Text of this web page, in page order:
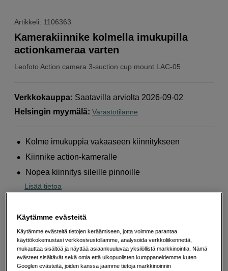
Artikkeli: 1106363
Leofoto Action camera 3-suction cup mount LAC-05
Kamerakiinnike kolmella imukupilla
actionkameraa varten
Verkkokauppa: Saatavilla arviolta 2026-09-02
Helsingin myymälä: Varastotilanne
Kolme imukuppia vakaaseen kiinnitykseen
Kiinnike action-kameralle
Nopea kiinnitys sileille pinnoille
Lisää tietoa
89 EUR
Lisää ostoskoriin
Käytämme evästeitä
Käytämme evästeitä tietojen keräämiseen, jotta voimme parantaa
käyttökokemustasi verkkosivustollamme, analysoida verkkoliikennettä,
mukauttaa sisältöä ja näyttää asiaankuuluvaa yksilöllistä markkinointia. Nämä
evästeet sisältävät sekä omia että ulkopuolisten kumppaneidemme kuten
Googlen evästeitä, joiden kanssa jaamme tietoja markkinoinnin